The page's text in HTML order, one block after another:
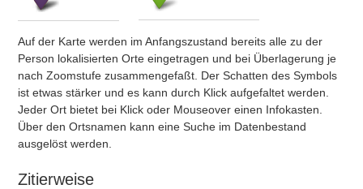
Auf der Karte werden im Anfangszustand bereits alle zu der
Person lokalisierten Orte eingetragen und bei Überlagerung je
nach Zoomstufe zusammengefaßt. Der Schatten des Symbols
ist etwas stärker und es kann durch Klick aufgefaltet werden.
Jeder Ort bietet bei Klick oder Mouseover einen Infokasten.
Über den Ortsnamen kann eine Suche im Datenbestand
ausgelöst werden.
Zitierweise